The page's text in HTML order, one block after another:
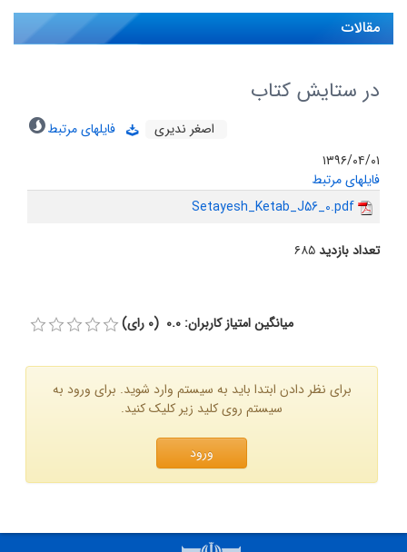
مقالات
در ستایش کتاب
اصغر ندیری
فایلهای مرتبط
۱۳۹۶/۰۴/۰۱
فایلهای مرتبط
Setayesh_Ketab_J56_0.pdf
تعداد بازدید۶۸۵
میانگین امتیاز کاربران: 0.0 (0 رای)
برای نظر دادن ابتدا باید به سیستم وارد شوید. برای ورود به
سیستم روی کلید زیر کلیک کنید.
ورود